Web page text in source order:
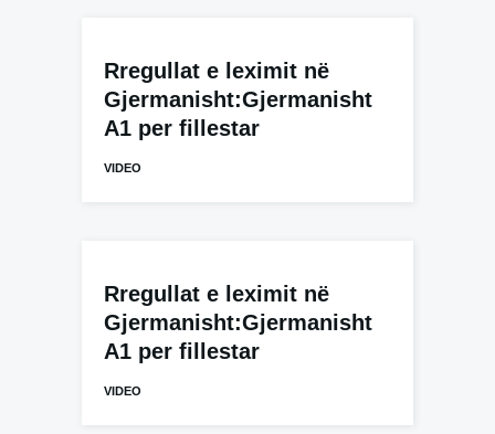
Rregullat e leximit në
Gjermanisht:Gjermanisht
A1 per fillestar
VIDEO
Rregullat e leximit në
Gjermanisht:Gjermanisht
A1 per fillestar
VIDEO